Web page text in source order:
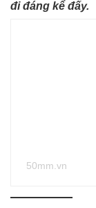
đi đáng kể đấy.
50mm.vn